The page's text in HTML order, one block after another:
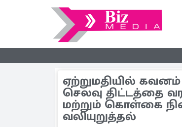
ஏற்றுமதியில்
செலவு திட்டத்தை
மற்றும் கொள்கை
வலியுறுத்தல்